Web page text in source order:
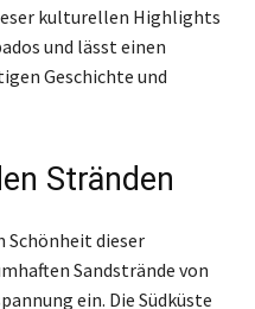
kulturellen Highlights
und lässt einen
Geschichte und
Stränden
dieser
Sandstrände von
ein. Die Südküste